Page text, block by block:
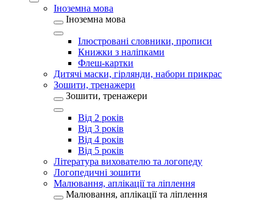
Іноземна мова
Іноземна мова
Ілюстровані словники, прописи
Книжки з наліпками
Флеш-картки
Дитячі маски, гірлянди, набори прикрас
Зошити, тренажери
Зошити, тренажери
Від 2 років
Від 3 років
Від 4 років
Від 5 років
Література вихователю та логопеду
Логопедичні зошити
Малювання, аплікації та ліплення
Малювання, аплікації та ліплення